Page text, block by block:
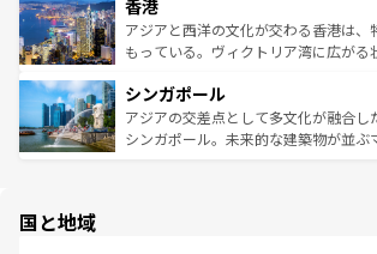
とつ。フォーやバインミー、ベトナム
ひ現地で味わいたい。どの地域を訪れ
が旅行者を迎えてくれるので、きっと
参照してほしい。
の活気が交差している。北部ではチェ
帯で自然と触れ合い、南部ではプーケ
いビーチでリゾート気分を楽しむこと
激する。気候は一年中温暖で、どの季
が待っている。親しみやすいタイの人
た文化、そして多様な観光資源が、訪
香港
アジアと西洋の文化が交わる香港は、
もっている。ヴィクトリア湾に広がる
み、どこを訪れても感動するはず。観
ており、効率よく見どころを回れるの
うな絶景から文化的な体験まで、香港
シンガポール
アジアの交差点として多文化が融合し
シンガポール。未来的な建築物が並ぶ
国と地域